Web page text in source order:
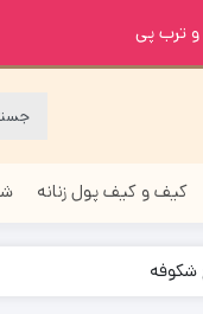
ترب پی
کیف و کیف پول زنانه
شکوفه